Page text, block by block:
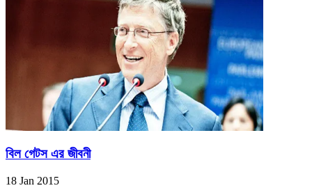
বিল গেটস এর জীবনী
18 Jan 2015